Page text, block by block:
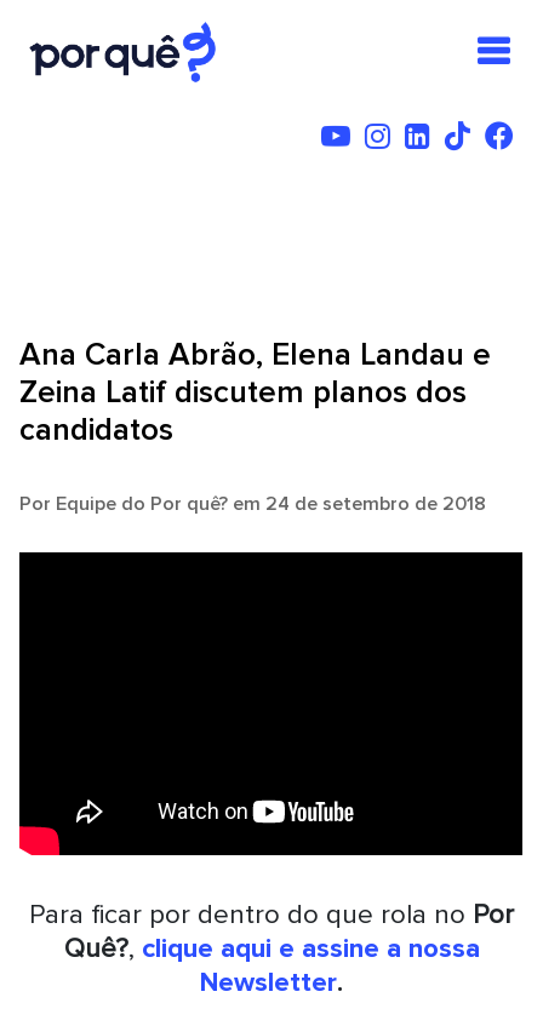
Ana Carla Abrão, Elena Landau e
Zeina Latif discutem planos dos
candidatos
Por Equipe do Por quê? em 24 de setembro de 2018
Para ficar por dentro do que rola no Por
Quê?, clique aqui e assine a nossa
Newsletter.